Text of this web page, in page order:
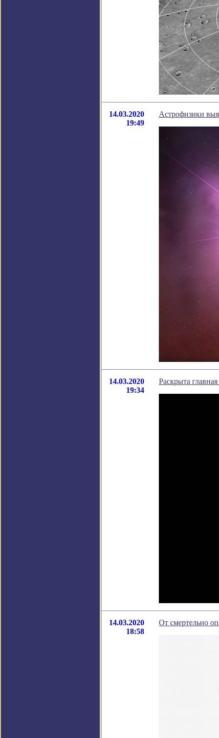
14.03.2020
19:49
Астрофизики
14.03.2020
19:34
Раскрыта
14.03.2020
18:58
От смертельно